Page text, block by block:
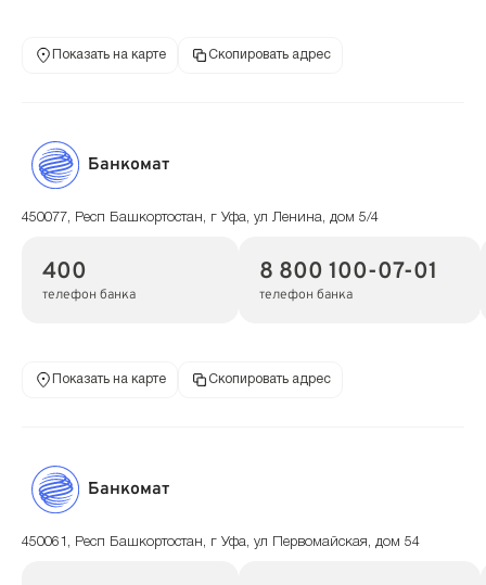
Показать на карте Скопировать адрес
Банкомат
450077, Респ Башкортостан, г Уфа, ул Ленина, дом 5/4
400
телефон банка
8 800 100-07-01
телефон банка
Показать на карте Скопировать адрес
Банкомат
450061, Респ Башкортостан, г Уфа, ул Первомайская, дом 54